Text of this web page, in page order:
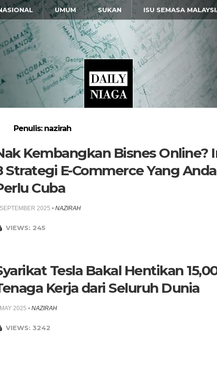
UMUM SUKAN ISU SEMASA
Penulis: nazirah
Kembangkan Bisnes Online?
Strategi E-Commerce Yang Anda
Cuba
2025 • NAZIRAH
VIEWS: 245
Tesla Bakal Hentikan
Kerja dari Seluruh Dunia
2025 • NAZIRAH
VIEWS: 3242